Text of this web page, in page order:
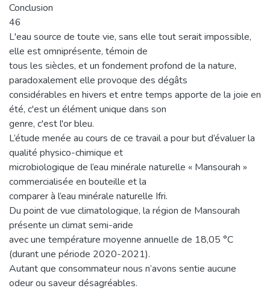
Conclusion
46
L'eau source de toute vie, sans elle tout serait impossible,
elle est omniprésente, témoin de
tous les siècles, et un fondement profond de la nature,
paradoxalement elle provoque des dégâts
considérables en hivers et entre temps apporte de la joie en
été, c'est un élément unique dans son
genre, c'est l'or bleu.
L’étude menée au cours de ce travail a pour but d’évaluer la
qualité physico-chimique et
microbiologique de l’eau minérale naturelle « Mansourah »
commercialisée en bouteille et la
comparer à l’eau minérale naturelle Ifri.
Du point de vue climatologique, la région de Mansourah
présente un climat semi-aride
avec une température moyenne annuelle de 18,05 °C
(durant une période 2020-2021).
Autant que consommateur nous n’avons sentie aucune
odeur ou saveur désagréables.